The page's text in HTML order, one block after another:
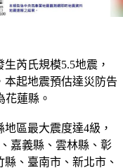
芮氏規模5.5地震，
本起地震預估達災防告
花蓮縣。
區最大震度達4級，
嘉義縣、雲林縣、彰
、臺南市、新北市、